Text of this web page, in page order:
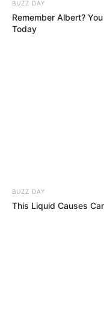
BUZZ DAY
Remember Albert?
Today
BUZZ DAY
This Liquid Causes